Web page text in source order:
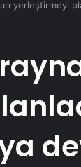
yerleştirmeyi